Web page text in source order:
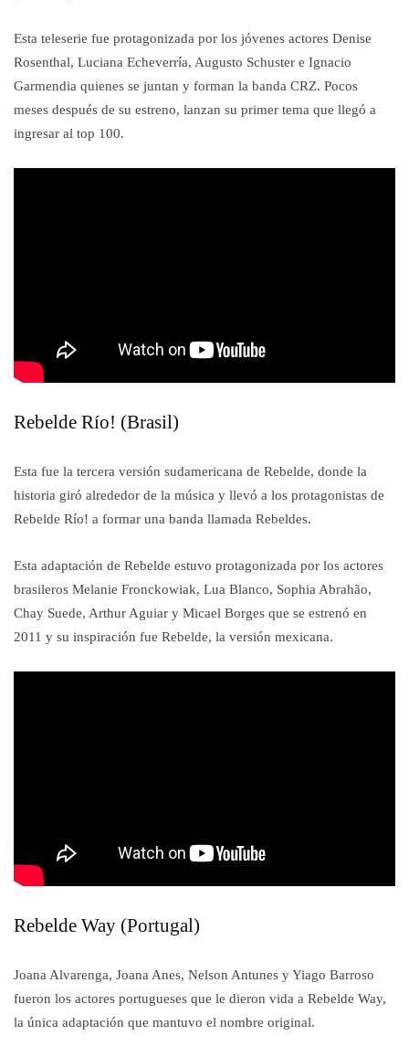
Esta teleserie fue protagonizada por los jóvenes actores Denise
Rosenthal, Luciana Echeverría, Augusto Schuster e Ignacio
Garmendia quienes se juntan y forman la banda CRZ. Pocos
meses después de su estreno, lanzan su primer tema que llegó a
ingresar al top 100.
Rebelde Río! (Brasil)
Esta fue la tercera versión sudamericana de Rebelde, donde la
historia giró alrededor de la música y llevó a los protagonistas de
Rebelde Río! a formar una banda llamada Rebeldes.
Esta adaptación de Rebelde estuvo protagonizada por los actores
brasileros Melanie Fronckowiak, Lua Blanco, Sophia Abrahão,
Chay Suede, Arthur Aguiar y Micael Borges que se estrenó en
2011 y su inspiración fue Rebelde, la versión mexicana.
Rebelde Way (Portugal)
Joana Alvarenga, Joana Anes, Nelson Antunes y Yiago Barroso
fueron los actores portugueses que le dieron vida a Rebelde Way,
la única adaptación que mantuvo el nombre original.